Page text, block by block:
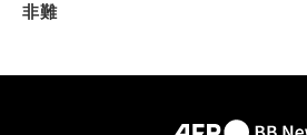
非難